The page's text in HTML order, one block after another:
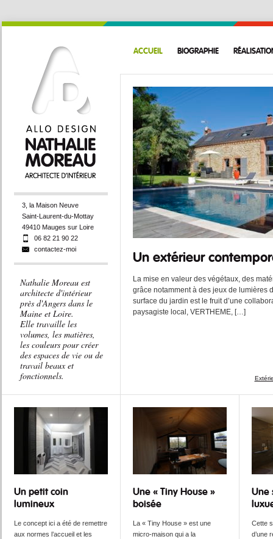
ACCUEIL BIOGRAPHIE
3, la Maison Neuve
Saint-Laurent-du-Mottay
49410 Mauges sur Loire
06 82 21 90 22
contactez-moi
Nathalie Moreau est
architecte d'intérieur
près d'Angers dans le
Maine et Loire.
Elle travaille les
volumes, les matières,
les couleurs pour créer
des espaces de vie ou de
travail beaux et
fonctionnels.
Un extérieur
La mise en valeur des végétaux, des
grâce notamment à des jeux de lumières
surface du jardin est le fruit d’une
paysagiste local, VERTHEME, […]
Un petit coin
lumineux
Le concept ici a été de remettre
aux normes l’accueil et les
Une « Tiny House »
boisée
La « Tiny House » est une
micro-maison qui a la
Une
Cette
d’une